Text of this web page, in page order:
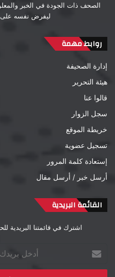
الصحف ذات الجودة في الخبر
ليفرض نفسه على
روابط مهمة
إدارة الصحيفة
هيئة التحرير
قالوا عنا
سجل الزوار
خريطة الموقع
تسجيل عضوية
إستعادة كلمة المرور
أرسل خبر / أرسل مقال
القائمة البريدية
اشترك في قائمتنا البريدية
بريدك
الإلكتروني